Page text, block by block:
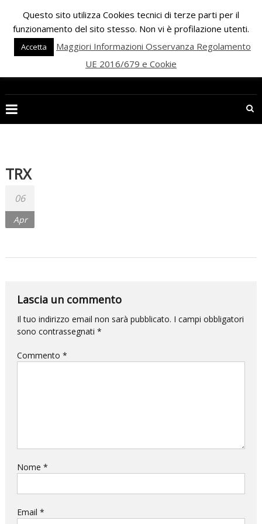
content
PALESTRA
ECLIPSE
una
nuova
era
per
il
e
DANZA
questa
volta
l’impatto
TRX
06
Apr
Lascia un commento
Il tuo indirizzo email non sarà pubblicato. I campi obbligatori
sono contrassegnati *
Commento *
Nome *
Email *
Questo sito utilizza Cookies tecnici di terze parti per il
funzionamento del sito stesso. Non vi è profilazione utenti.
Accetta
Maggiori Informazioni Osservanza Regolamento
UE 2016/679 e Cookie